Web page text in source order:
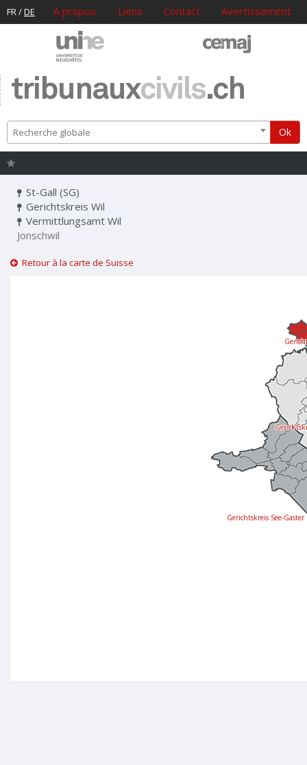
FR/DE A propos Liens Contact Avertissement
tribunauxcivils.ch
Recherche globale Ok
St-Gall (SG)
Gerichtskreis Wil
Vermittlungsamt Wil
Jonschwil
Retour à la carte de Suisse
Gerichtskreis See-Gaster